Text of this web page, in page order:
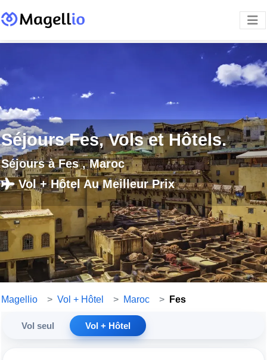
Séjours Fes, Vols et Hôtels.
Séjours à Fes , Maroc
Vol + Hôtel Au Meilleur Prix
Magellio > Vol + Hôtel > Maroc > Fes
Vol seul Vol + Hôtel